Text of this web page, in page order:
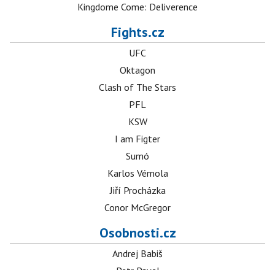
Kingdome Come: Deliverence
Fights.cz
UFC
Oktagon
Clash of The Stars
PFL
KSW
I am Figter
Sumó
Karlos Vémola
Jiří Procházka
Conor McGregor
Osobnosti.cz
Andrej Babiš